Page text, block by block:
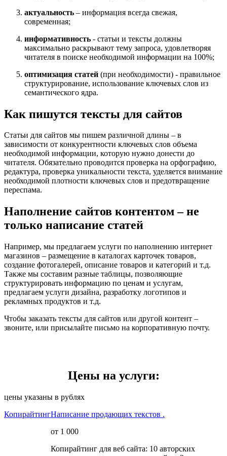
актуальность – информация всегда свежая,
современная;
информативность - статьи и тексты должны
максимально раскрывают тему запроса, удовлетворяя
читателя в поиске необходимой информации на 100%;
оптимизация статей (при необходимости) - правильное
структурирование, использование ключевых слов из
семантического ядра.
Как пишутся тексты для сайтов
Статьи для сайтов мы пишем различной длины – в
зависимости от конкурентности ключевых слов объема
необходимой информации, которую нужно донести до
читателя. Обязательно проводится проверка на орфографию,
редактура, проверка уникальности текста, уделяется внимание
необходимой плотности ключевых слов и предотвращение
переспама.
Наполнение сайтов контентом – не
только написание статей
Например, мы предлагаем услуги по наполнению интернет
магазинов – размещение в каталогах карточек товаров,
создание фотогалерей, описание товаров и категорий и т.д.
Также мы составим разные таблицы, позволяющие
структурировать информацию по ценам и услугам,
предлагаем услуги дизайна, разработку логотипов и
рекламных продуктов и т.д.
Чтобы заказать тексты для сайтов или другой контент –
звоните, или присылайте письмо на корпоративную почту.
Цены на услуги:
цены указаны в рублях
КопирайтингНаписание продающих текстов .
от 1 000
Копирайтинг для веб сайта: 10 авторских